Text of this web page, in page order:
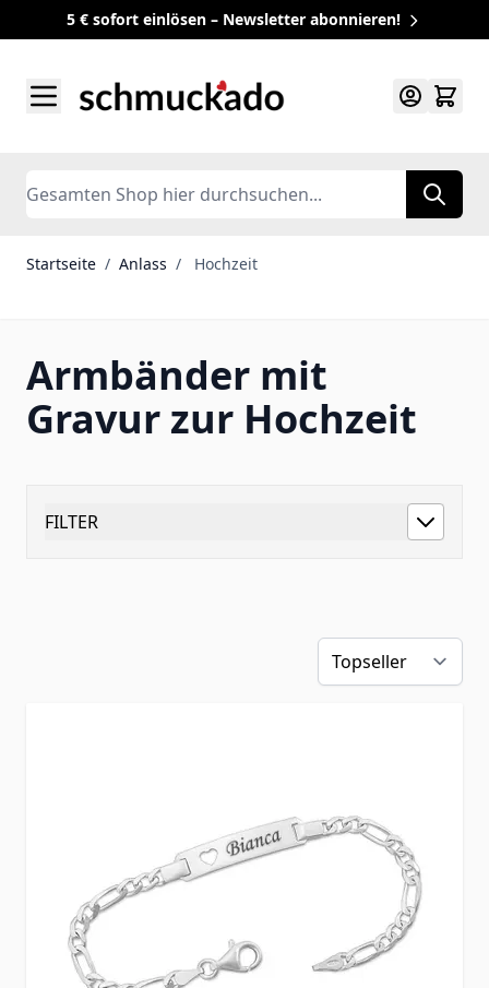
5 € sofort einlösen – Newsletter abonnieren!
Search
Startseite / Anlass / Hochzeit
Armbänder mit
Gravur zur Hochzeit
FILTER